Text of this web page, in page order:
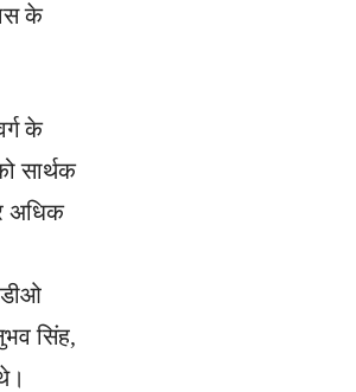
के
के
सार्थक
अधिक
सिंह,